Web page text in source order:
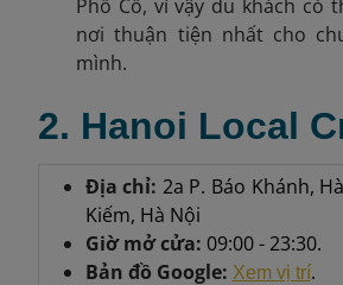
Phố Cổ, vì vậy du khách có
nơi thuận tiện nhất cho
mình.
2. Hanoi Local
Địa chỉ: 2a P. Báo Khánh,
Kiếm, Hà Nội
Giờ mở cửa: 09:00 - 23:30.
Bản đồ Google: Xem vị trí.